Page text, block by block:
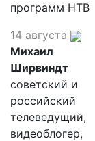
программ НТВ
14 августа
Михаил
Ширвиндт
советский и
российский
телеведущий,
видеоблогер,